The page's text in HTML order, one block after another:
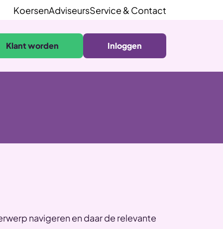
KoersenAdviseursService & Contact
Klant worden Inloggen
navigeren en daar de relevante